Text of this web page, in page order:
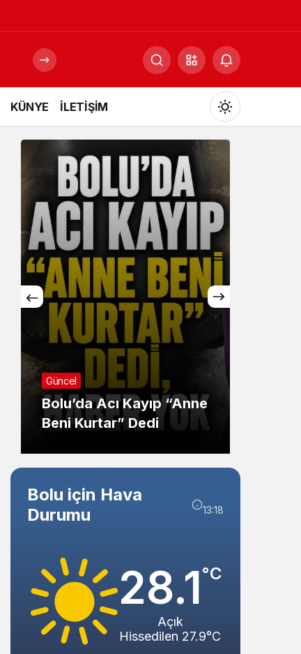
KÜNYE İLETİŞİM
Mod
değiştir
Gündüz Modu
Gündüz modunu seçin.
Gece Modu
Gece modunu seçin.
Sistem Modu
Sistem modunu seçin.
Güncel
Bolu’da Acı Kayıp “Anne
Beni Kurtar” Dedi
Bolu için Hava
Durumu
13:18
28.1°C
Açık
Hissedilen 27.9°C